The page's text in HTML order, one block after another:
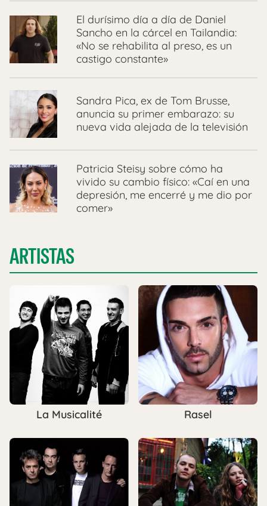
El durísimo día a día de Daniel
Sancho en la cárcel en Tailandia:
«No se rehabilita al preso, es un
castigo constante»
Sandra Pica, ex de Tom Brusse,
anuncia su primer embarazo: su
nueva vida alejada de la televisión
Patricia Steisy sobre cómo ha
vivido su cambio físico: «Caí en una
depresión, me encerré y me dio por
comer»
ARTISTAS
La Musicalité Rasel